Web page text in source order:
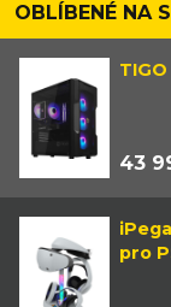
OBLÍBENÉ NA
43
pro